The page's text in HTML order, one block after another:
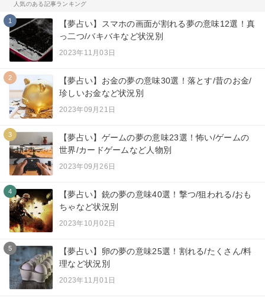
人気のある記事ランキング
1
【夢占い】スマホの画面が割れる夢の意味12選！真
っ二つ/バキバキなど状況別
2023年11月03日
2
【夢占い】お金の夢の意味30選！落とす/昔のお金/
珍しいお金など状況別
2023年09月21日
3
【夢占い】ゲームの夢の意味23選！怖い/ゲームの
世界/カードゲームなど人物別
2023年09月26日
4
【夢占い】銃の夢の意味40選！撃つ/狙われる/おも
ちゃなど状況別
2023年10月02日
5
【夢占い】卵の夢の意味25選！割れる/たくさん/料
理など状況別
2023年11月01日